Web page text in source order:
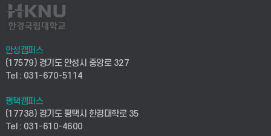
사회안전시스템공학부
컴퓨터응용수학부
ICT로봇기계공학부
전자전기공학부
사이버캠퍼스(전문학사 및 전공심화)
시설바로처리서비스
연구실안전관리시스템
산학연구관리시스템
산학협력단
취업지원센터
창업지원센터
현장실습지원센터
안성캠퍼스
(17579) 경기도 안성시 중앙로 327
Tel : 031-670-5114
평택캠퍼스
(17738) 경기도 평택시 한경대학로 35
Tel : 031-610-4600